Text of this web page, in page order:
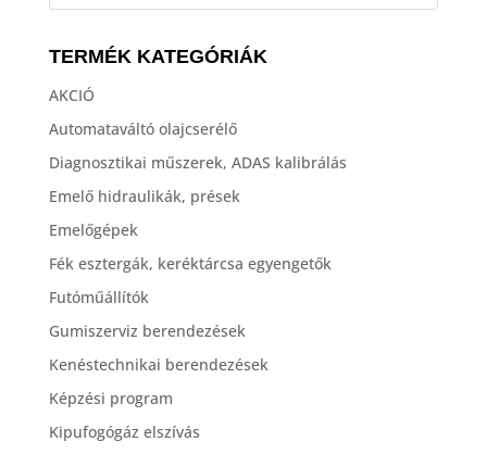
TERMÉK KATEGÓRIÁK
AKCIÓ
Automataváltó olajcserélő
Diagnosztikai műszerek, ADAS kalibrálás
Emelő hidraulikák, prések
Emelőgépek
Fék esztergák, keréktárcsa egyengetők
Futóműállítók
Gumiszerviz berendezések
Kenéstechnikai berendezések
Képzési program
Kipufogógáz elszívás